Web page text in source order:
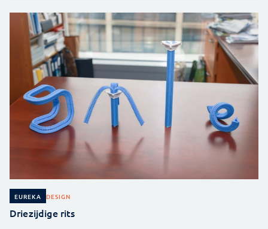
EUREKA DESIGN
Driezijdige rits